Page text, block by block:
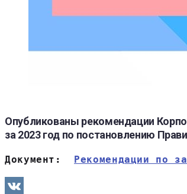
Опубликованы рекомендации
за 2023 год по постановлению
Документ: Рекомендации по